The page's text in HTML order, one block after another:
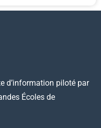
d’information piloté par
Écoles de